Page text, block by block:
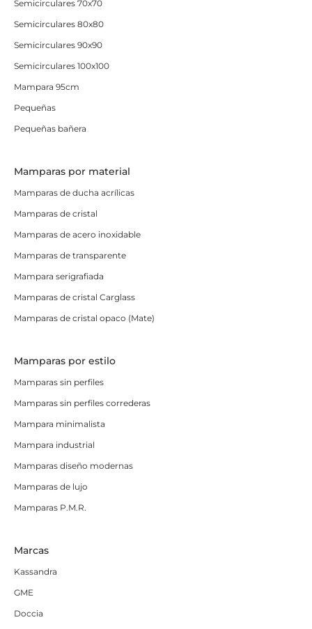
Semicirculares 70x70
Semicirculares 80x80
Semicirculares 90x90
Semicirculares 100x100
Mampara 95cm
Pequeñas
Pequeñas bañera
Mamparas por material
Mamparas de ducha acrílicas
Mamparas de cristal
Mamparas de acero inoxidable
Mamparas de transparente
Mampara serigrafiada
Mamparas de cristal Carglass
Mamparas de cristal opaco (Mate)
Mamparas por estilo
Mamparas sin perfiles
Mamparas sin perfiles correderas
Mampara minimalista
Mampara industrial
Mamparas diseño modernas
Mamparas de lujo
Mamparas P.M.R.
Marcas
Kassandra
GME
Doccia